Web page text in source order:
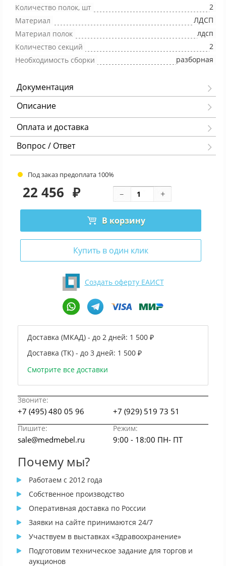
Количество полок, шт
2
Материал
ЛДСП
Материал полок
лдсп
Количество секций
2
Необходимость сборки
разборная
Документация
Описание
Оплата и доставка
Вопрос / Ответ
Под заказ предоплата 100%
22 456 ₽
В корзину
Купить в один клик
Создать оферту ЕАИСТ
Доставка (МКАД) - до 2 дней: 1 500 ₽
Доставка (ТК) - до 3 дней: 1 500 ₽
Смотрите все доставки
Звоните:
+7 (495) 480 05 96 +7 (929) 519 73 51
Пишите: Режим:
sale@medmebel.ru 9:00 - 18:00 ПН- ПТ
Почему мы?
Работаем с 2012 года
Собственное производство
Оперативная доставка по России
Заявки на сайте принимаются 24/7
Участвуем в выставках «Здравоохранение»
Подготовим техническое задание для торгов и
аукционов